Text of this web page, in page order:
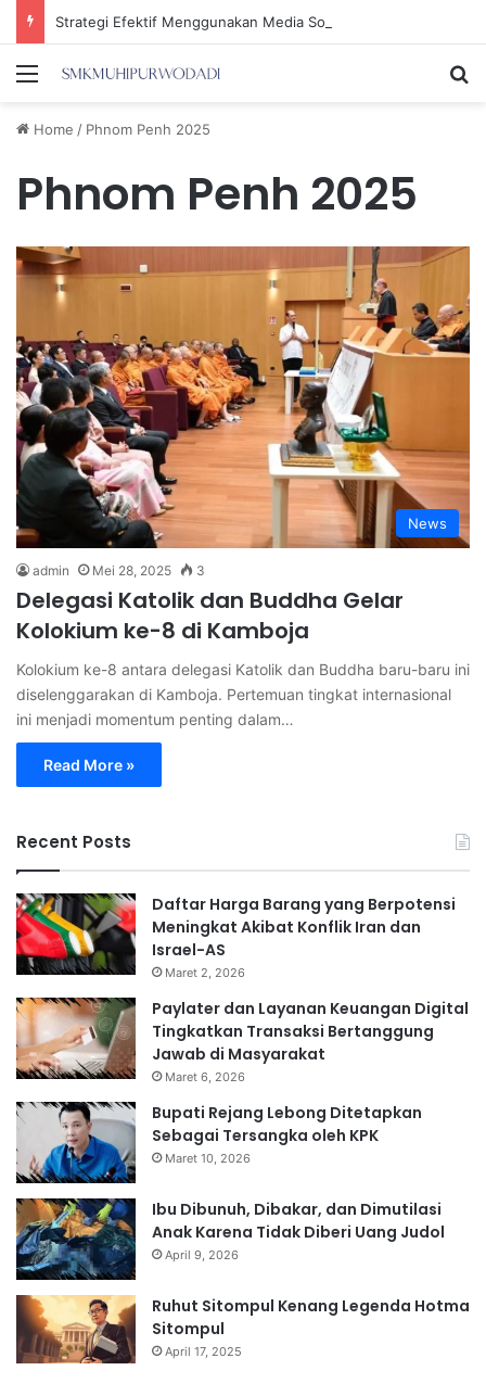
Menu
Home / Phnom Penh 2025
Phnom Penh 2025
News
admin Mei 28, 2025 3
Delegasi Katolik dan Buddha Gelar
Kolokium ke-8 di Kamboja
Kolokium ke-8 antara delegasi Katolik dan Buddha baru-baru ini
diselenggarakan di Kamboja. Pertemuan tingkat internasional
ini menjadi momentum penting dalam…
Read More »
Recent Posts
Daftar Harga Barang yang Berpotensi
Meningkat Akibat Konflik Iran dan
Israel-AS
Maret 2, 2026
Paylater dan Layanan Keuangan Digital
Tingkatkan Transaksi Bertanggung
Jawab di Masyarakat
Maret 6, 2026
Bupati Rejang Lebong Ditetapkan
Sebagai Tersangka oleh KPK
Maret 10, 2026
Ibu Dibunuh, Dibakar, dan Dimutilasi
Anak Karena Tidak Diberi Uang Judol
April 9, 2026
Ruhut Sitompul Kenang Legenda Hotma
Sitompul
April 17, 2025